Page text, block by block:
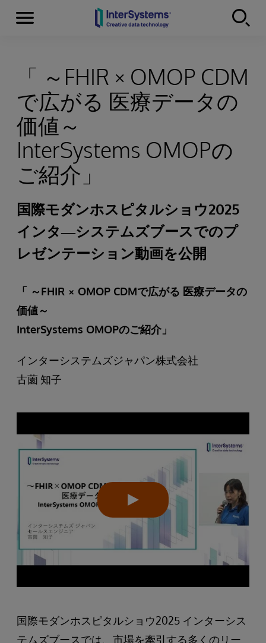
Skip to content
Menu
「 ～FHIR × OMOP CDM
で広がる 医療データの
価値～
InterSystems OMOPの
ご紹介」
国際モダンホスピタルショウ2025
インタ―システムズブースでのプ
レゼンテーション動画を公開
「 ～FHIR × OMOP CDMで広がる 医療データの
価値～
InterSystems OMOPのご紹介」
インターシステムズジャパン株式会社
古薗 知子
国際モダンホスピタルショウ2025 インターシス
テムズブースでは、市場を牽引する多くのリー